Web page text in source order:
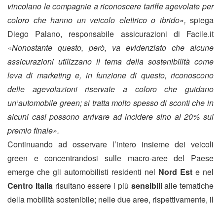
vincolano le compagnie a riconoscere tariffe agevolate per
coloro che hanno un veicolo elettrico o ibrido», spiega
Diego Palano, responsabile assicurazioni di Facile.it
«Nonostante questo, però, va evidenziato che alcune
assicurazioni utilizzano il tema della sostenibilità come
leva di marketing e, in funzione di questo, riconoscono
delle agevolazioni riservate a coloro che guidano
un’automobile green; si tratta molto spesso di sconti che in
alcuni casi possono arrivare ad incidere sino al 20% sul
premio finale».
Continuando ad osservare l’intero insieme dei veicoli
green e concentrandosi sulle macro-aree del Paese
emerge che gli automobilisti residenti nel Nord Est e nel
Centro Italiarisultano essere i più sensibilialle tematiche
della mobilità sostenibile; nelle due aree, rispettivamente, il